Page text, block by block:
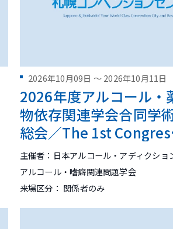
2026年10月09日 ～2026年10月11日
2026年度アルコール・
物依存関連学会合同学
総会／The 1st
of Asia-Pacific Society
Harm Reduction and
Addiction
主催者：日本アルコール・アディクショ
アルコール・嗜癖関連問題学会
来場区分： 関係者のみ